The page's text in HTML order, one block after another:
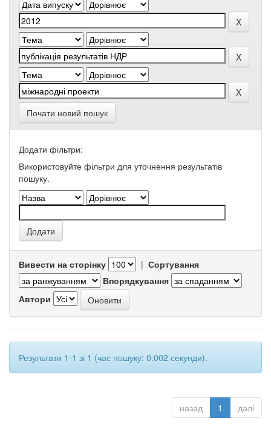
Почати новий пошук
Додати фільтри:
Використовуйте фільтри для уточнення результатів
пошуку.
Вивести на сторінку | Сортування
Впорядкування
Автори
Результати 1-1 зі 1 (час пошуку: 0.002 секунди).
назад 1 далі